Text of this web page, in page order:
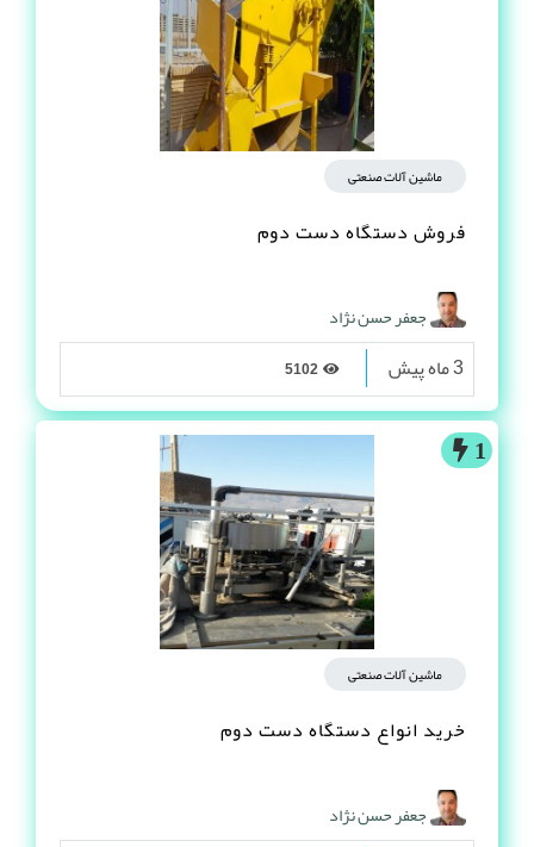
ماشین آلات صنعتی
فروش دستگاه دست دوم
جعفر حسن نژاد
3 ماه پیش
1
ماشین آلات صنعتی
خرید انواع دستگاه دست دوم
جعفر حسن نژاد